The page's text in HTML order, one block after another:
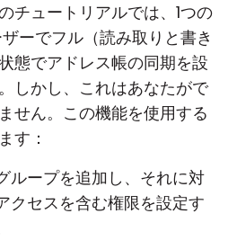
チュートリアルでは、1つの
ーでフル（読み取りと書き
態でアドレス帳の同期を設
しかし、これはあなたがで
せん。この機能を使用する
す：
ループを追加し、それに対
クセスを含む権限を設定す